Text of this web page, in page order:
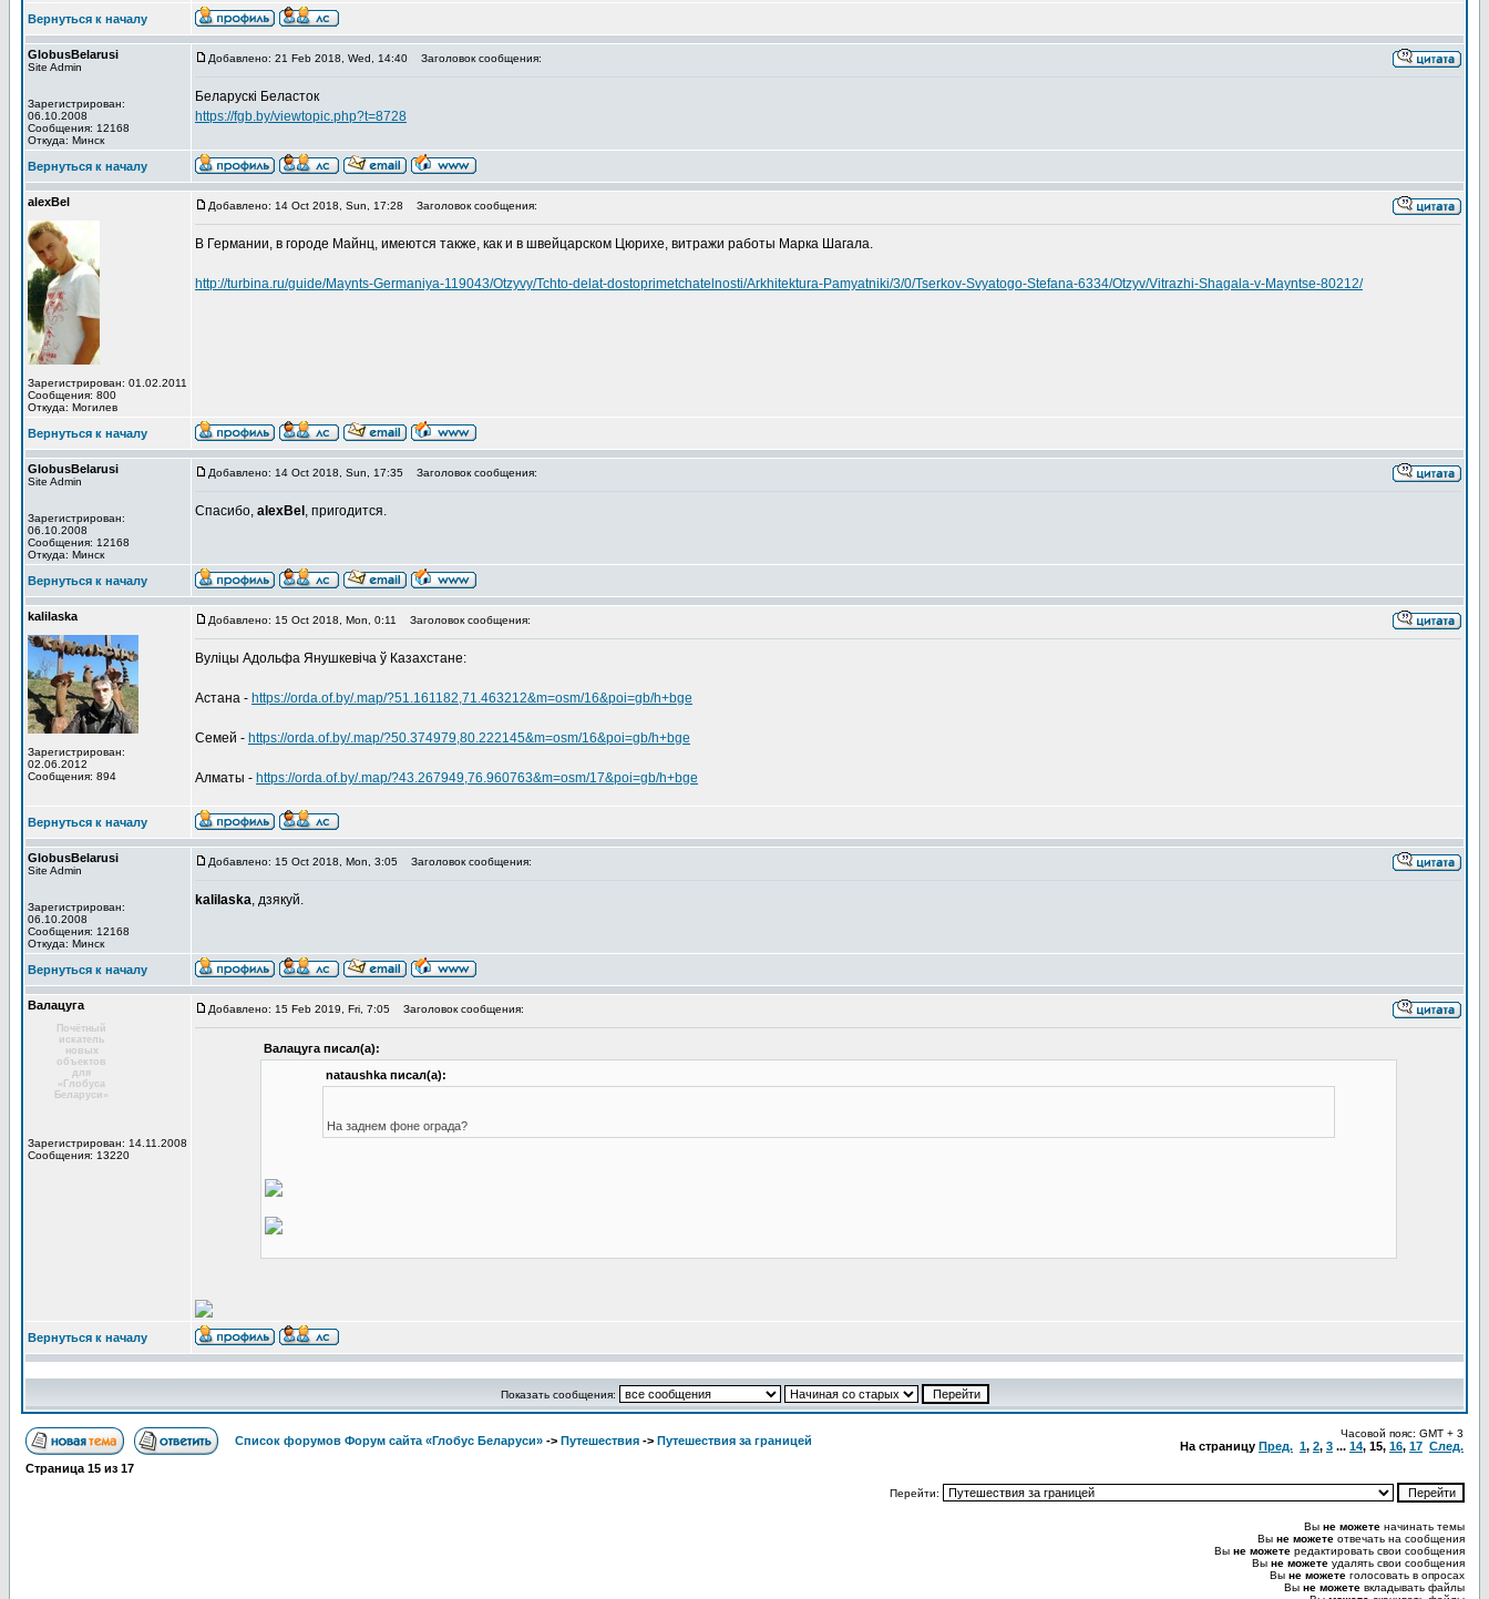
Вернуться к началу
GlobusBelarusi
Site Admin
Зарегистрирован:
06.10.2008
Сообщения: 12168
Откуда: Минск
Добавлено: 21 Feb 2018, Wed, 14:40 Заголовок сообщения:
Беларускі Беласток
https://fgb.by/viewtopic.php?t=8728
Вернуться к началу
alexBel
Зарегистрирован: 01.02.2011
Сообщения: 800
Откуда: Могилев
Добавлено: 14 Oct 2018, Sun, 17:28 Заголовок сообщения:
В Германии, в городе Майнц, имеются также, как и в швейцарском Цюрихе, витражи работы Марка Шагала.
http://turbina.ru/guide/Maynts-Germaniya-119043/Otzyvy/Tchto-delat-dostoprimetchatelnosti/Arkhitektura-Pamyatniki/3/0/Tserkov-Svyatogo-Stefana-6334/Otzyv/Vitrazhi-Shagala-v-Mayntse-80212/
Вернуться к началу
GlobusBelarusi
Site Admin
Зарегистрирован:
06.10.2008
Сообщения: 12168
Откуда: Минск
Добавлено: 14 Oct 2018, Sun, 17:35 Заголовок сообщения:
Спасибо, alexBel , пригодится.
Вернуться к началу
kalilaska
Зарегистрирован:
02.06.2012
Сообщения: 894
Добавлено: 15 Oct 2018, Mon, 0:11 Заголовок сообщения:
Вулiцы Адольфа Янушкевiча ў Казахстане:
Астана - https://orda.of.by/.map/?51.161182,71.463212&m=osm/16&poi=gb/h+bge
Семей - https://orda.of.by/.map/?50.374979,80.222145&m=osm/16&poi=gb/h+bge
Алматы - https://orda.of.by/.map/?43.267949,76.960763&m=osm/17&poi=gb/h+bge
Вернуться к началу
GlobusBelarusi
Site Admin
Зарегистрирован:
06.10.2008
Сообщения: 12168
Откуда: Минск
Добавлено: 15 Oct 2018, Mon, 3:05 Заголовок сообщения:
kalilaska, дзякуй.
Вернуться к началу
Валацуга
Почётный
искатель
новых
объектов
для
«Глобуса
Беларуси»
Зарегистрирован: 14.11.2008
Сообщения: 13220
Добавлено: 15 Feb 2019, Fri, 7:05 Заголовок сообщения:
Валацуга писал(а):
nataushka писал(а):
На заднем фоне ограда?
Вернуться к началу
Показать сообщения:
Список форумов Форум сайта «Глобус Беларуси» -> Путешествия -> Путешествия за границей
Часовой пояс: GMT + 3
На страницу Пред. 1, 2, 3 ... 14, 15, 16, 17 След.
Страница 15 из 17
Перейти:
Вы не можете начинать темы
Вы не можете отвечать на сообщения
Вы не можете редактировать свои сообщения
Вы не можете удалять свои сообщения
Вы не можете голосовать в опросах
Вы не можете вкладывать файлы